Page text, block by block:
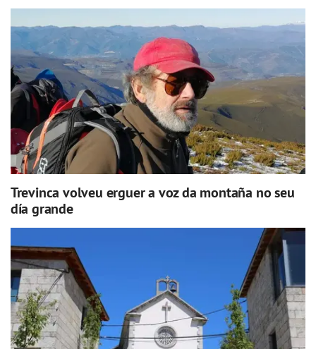
Trevinca volveu erguer a voz da montaña no seu
día grande